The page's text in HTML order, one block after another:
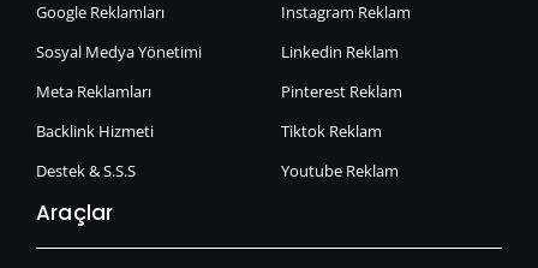
Google Reklamları
Sosyal Medya Yönetimi
Meta Reklamları
Backlink Hizmeti
Destek & S.S.S
Instagram Reklam
Linkedin Reklam
Pinterest Reklam
Tiktok Reklam
Youtube Reklam
Araçlar